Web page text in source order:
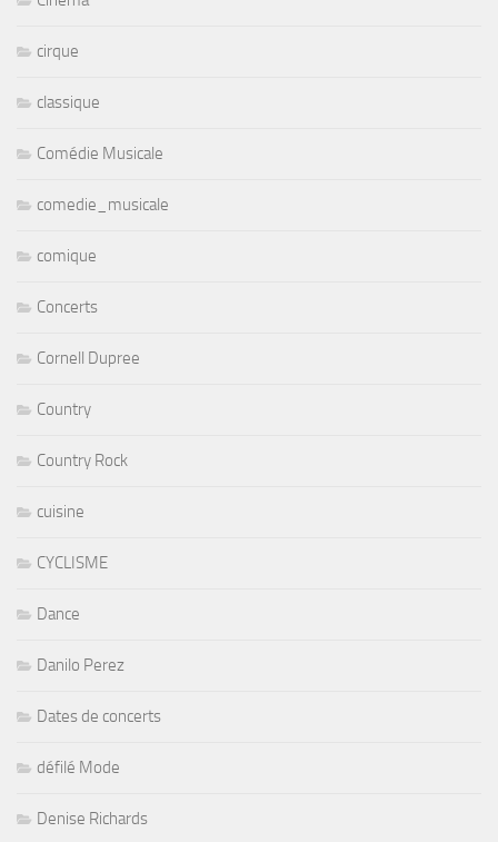
cirque
classique
Comédie Musicale
comedie_musicale
comique
Concerts
Cornell Dupree
Country
Country Rock
cuisine
CYCLISME
Dance
Danilo Perez
Dates de concerts
défilé Mode
Denise Richards